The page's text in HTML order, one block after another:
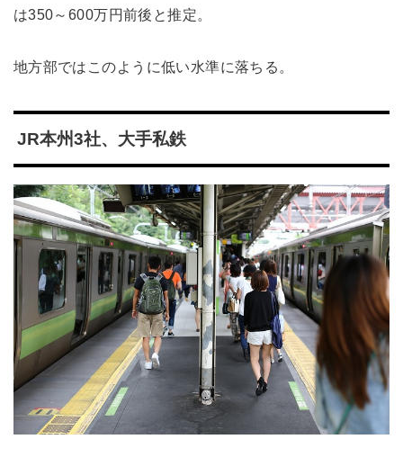
は350～600万円前後と推定。
地方部ではこのように低い水準に落ちる。
JR本州3社、大手私鉄